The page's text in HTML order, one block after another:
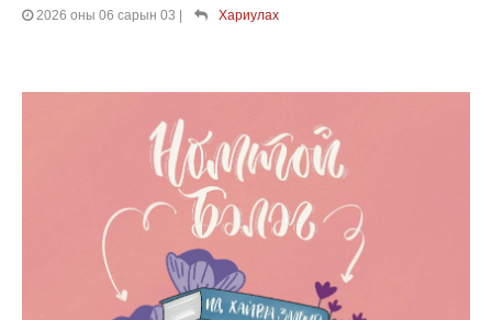
2026 оны 06 сарын 03 | Хариулах